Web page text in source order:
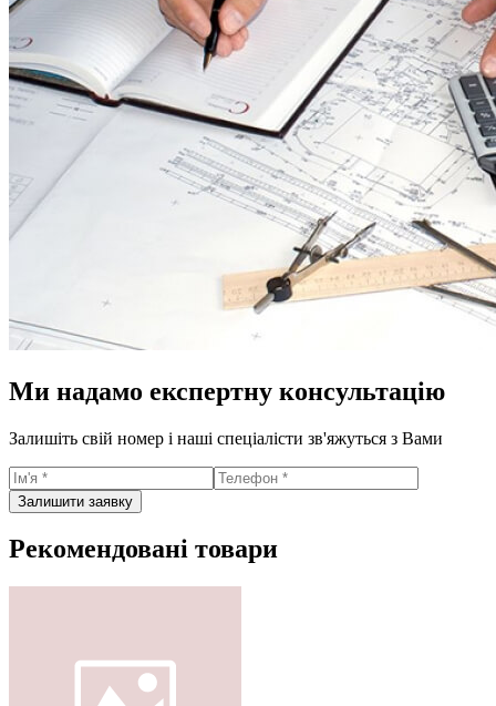
Ми надамо експертну консультацію
Залишіть свій номер і наші спеціалісти зв'яжуться з Вами
Залишити заявку
Рекомендовані товари